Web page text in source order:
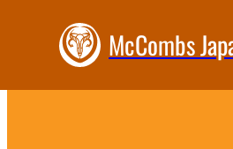
McCombs